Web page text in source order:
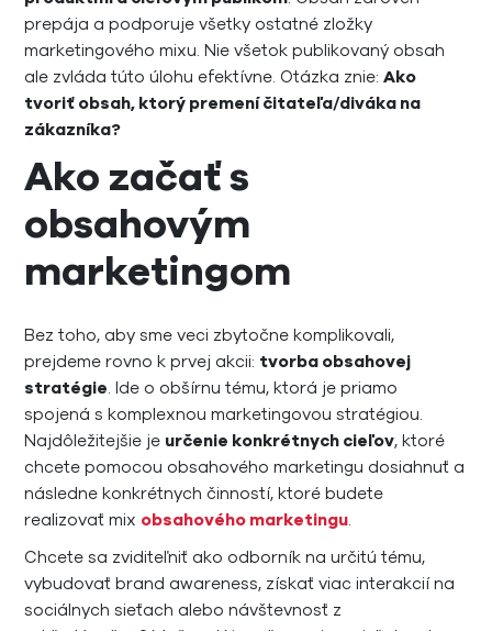
prepája a podporuje všetky ostatné zložky
marketingového mixu. Nie všetok publikovaný obsah
ale zvláda túto úlohu efektívne. Otázka znie:Ako
tvoriť obsah, ktorý premení čitateľa/diváka na
zákazníka?
Ako začať s
obsahovým
marketingom
Bez toho, aby sme veci zbytočne komplikovali,
prejdeme rovno k prvej akcii: tvorba obsahovej
stratégie. Ide o obšírnu tému, ktorá je priamo
spojená s komplexnou marketingovou stratégiou.
Najdôležitejšie je určenie konkrétnych cieľov, ktoré
chcete pomocou obsahového marketingu dosiahnuť a
následne konkrétnych činností, ktoré budete
realizovať mix obsahového marketingu.
Chcete sa zviditeľniť ako odborník na určitú tému,
vybudovať brand awareness, získať viac interakcií na
sociálnych sieťach alebo návštevnosť z